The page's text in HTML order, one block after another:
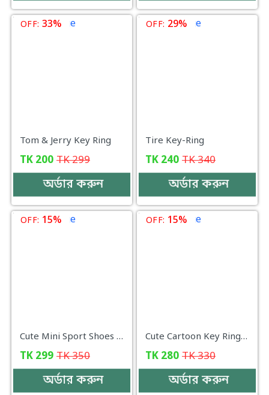
OFF: 33%
Tom & Jerry Key Ring
TK 200 TK299
অর্ডার করুন
OFF: 29%
Tire Key-Ring
TK 240 TK340
অর্ডার করুন
OFF: 15%
Cute Mini Sport Shoes Pendant Keychain Creative 3D Canvas Sneaker Tennis Shoe Keyrings Car Simulation Trinket Bag Key Ring
TK 299 TK350
অর্ডার করুন
OFF: 15%
Cute Cartoon Key Ring Charm Popobe Bear Resin Car Key Ring Mobile Phone Accessories Gift
TK 280 TK330
অর্ডার করুন